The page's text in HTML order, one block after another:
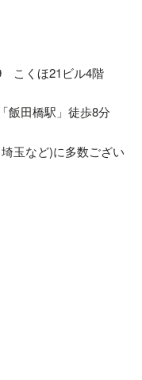
こくほ21ビル4階
飯田橋駅」徒歩8分
玉など)に多数ござい